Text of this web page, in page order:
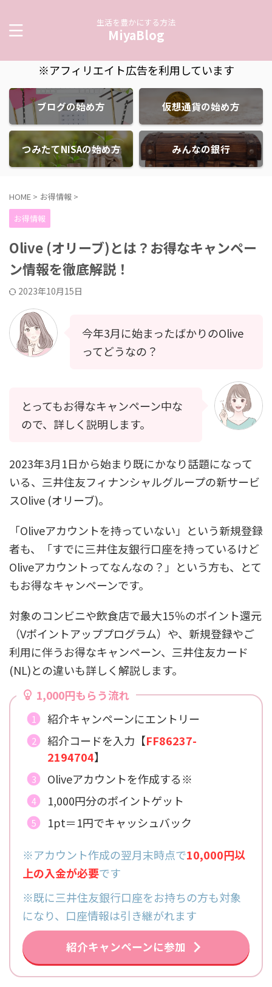
生活を豊かにする方法
MiyaBlog
※アフィリエイト広告を利用しています
ブログの始め方 仮想通貨の始め方
つみたてNISAの始め方 みんなの銀行
HOME > お得情報 >
お得情報
Olive (オリーブ)とは？お得なキャンペー
ン情報を徹底解説！
2023年10月15日
今年3月に始まったばかりのOlive
ってどうなの？
とってもお得なキャンペーン中な
ので、詳しく説明します。
2023年3月1日から始まり既にかなり話題になって
いる、三井住友フィナンシャルグループの新サービ
スOlive (オリーブ)。
「Oliveアカウントを持っていない」という新規登録
者も、「すでに三井住友銀行口座を持っているけど
Oliveアカウントってなんなの？」という方も、とて
もお得なキャンペーンです。
対象のコンビニや飲食店で最大15％のポイント還元
（Vポイントアッププログラム）や、新規登録やご
利用に伴うお得なキャンペーン、三井住友カード
(NL)との違いも詳しく解説します。
1,000円もらう流れ
紹介キャンペーンにエントリー
紹介コードを入力【FF86237-
2194704】
Oliveアカウントを作成する※
1,000円分のポイントゲット
1pt＝1円でキャッシュバック
※アカウント作成の翌月末時点で10,000円以
上の入金が必要です
※既に三井住友銀行口座をお持ちの方も対象
になり、口座情報は引き継がれます
紹介キャンペーンに参加